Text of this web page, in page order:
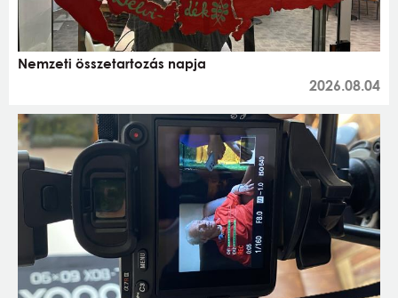
Nemzeti összetartozás napja
2026.08.04